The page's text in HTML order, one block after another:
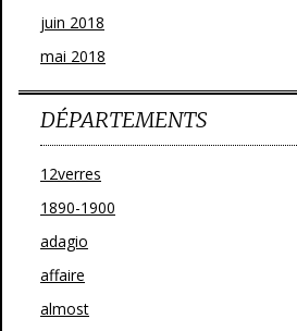
juin 2018
mai 2018
DÉPARTEMENTS
12verres
1890-1900
adagio
affaire
almost